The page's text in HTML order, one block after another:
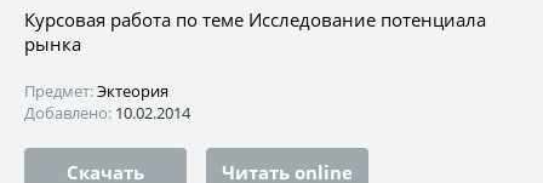
Курсовая работа по теме Исследование потенциала
рынка
Предмет:Эктеория
Добавлено: 10.02.2014
Скачать Читать online